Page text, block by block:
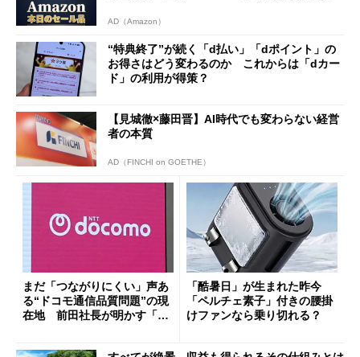
AD（Amazon）
“特典終了”が続く「d払い」「dポイント」の
お得さはどう変わるのか これからは「dカー
ド」の利用が得策？
【見城徹×藤田晋】AI時代でも変わらない経営
者の本質
AD（FINCHI on GOETHE）
まだ「つながりにくい」声あ
る“ドコモ通信品質問題”の現
在地 前田社長が明かす「道
「酷暑日」が生まれた昨今
「ペルチェ素子」付きの腰掛
けファンなら乗り切れる？